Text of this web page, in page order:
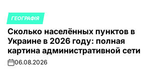
ОПУБЛИКОВАНО
В
ГЕОГРАФІЯ
Сколько населённых пунктов в
Украине в 2026 году: полная
картина административной сети
on06.08.2026